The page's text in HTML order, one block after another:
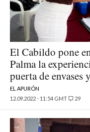
El Cabildo pone
Palma la
puerta de envases
EL APURÓN
12.09.2022 - 11:54 GMT
29